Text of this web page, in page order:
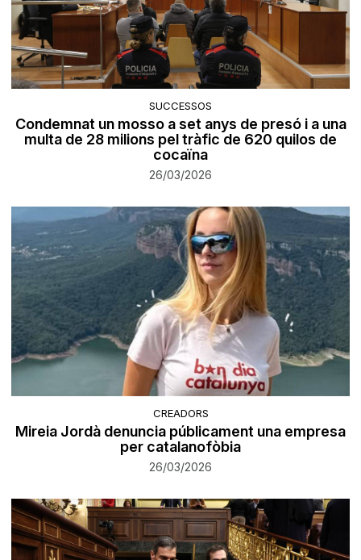
SUCCESSOS
Condemnat un mosso a set anys de presó i a una
multa de 28 milions pel tràfic de 620 quilos de
cocaïna
26/03/2026
CREADORS
Mireia Jordà denuncia públicament una empresa
per catalanofòbia
26/03/2026